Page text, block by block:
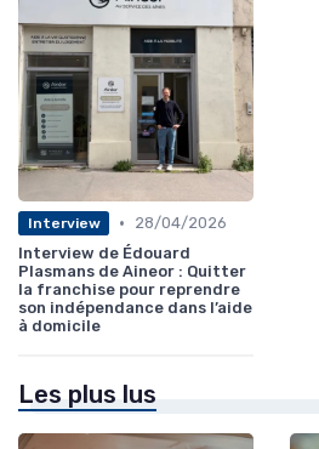
Interview •
28/04/2026
Interview de Édouard
Plasmans de Aineor : Quitter
la franchise pour reprendre
son indépendance dans l’aide
à domicile
Les plus lus